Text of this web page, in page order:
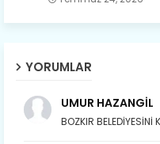
YORUMLAR
UMUR HAZANGİL
BOZKIR BELEDİYESİNİ